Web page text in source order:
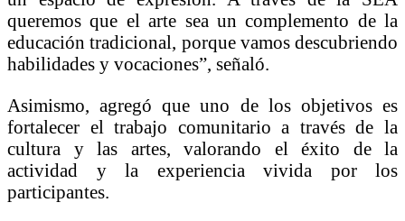
queremos que el arte sea un complemento de la
educación tradicional, porque vamos descubriendo
habilidades y vocaciones”, señaló.
Asimismo, agregó que uno de los objetivos es
fortalecer el trabajo comunitario a través de la
cultura y las artes, valorando el éxito de la
actividad y la experiencia vivida por los
participantes.